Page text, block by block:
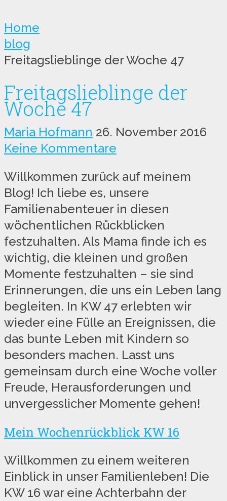
Home
blog
Freitagslieblinge der Woche 47
Freitagslieblinge der
Woche 47
Maria Hofmann 26. November 2016
Keine Kommentare
Willkommen zurück auf meinem
Blog! Ich liebe es, unsere
Familienabenteuer in diesen
wöchentlichen Rückblicken
festzuhalten. Als Mama finde ich es
wichtig, die kleinen und großen
Momente festzuhalten – sie sind
Erinnerungen, die uns ein Leben lang
begleiten. In KW 47 erlebten wir
wieder eine Fülle an Ereignissen, die
das bunte Leben mit Kindern so
besonders machen. Lasst uns
gemeinsam durch eine Woche voller
Freude, Herausforderungen und
unvergesslicher Momente gehen!
Mein Wochenrückblick KW 16
Willkommen zu einem weiteren
Einblick in unser Familienleben! Die
KW 16 war eine Achterbahn der